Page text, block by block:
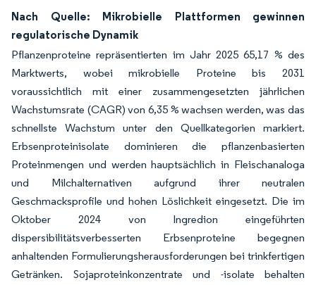
Nach Quelle: Mikrobielle Plattformen gewinnen
regulatorische Dynamik
Pflanzenproteine repräsentierten im Jahr 2025 65,17 % des
Marktwerts, wobei mikrobielle Proteine bis 2031
voraussichtlich mit einer zusammengesetzten jährlichen
Wachstumsrate (CAGR) von 6,35 % wachsen werden, was das
schnellste Wachstum unter den Quellkategorien markiert.
Erbsenproteinisolate dominieren die pflanzenbasierten
Proteinmengen und werden hauptsächlich in Fleischanaloga
und Milchalternativen aufgrund ihrer neutralen
Geschmacksprofile und hohen Löslichkeit eingesetzt. Die im
Oktober 2024 von Ingredion eingeführten
dispersibilitätsverbesserten Erbsenproteine begegnen
anhaltenden Formulierungsherausforderungen bei trinkfertigen
Getränken. Sojaproteinkonzentrate und -isolate behalten